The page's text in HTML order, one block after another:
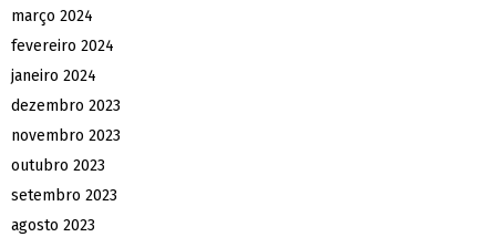
março 2024
fevereiro 2024
janeiro 2024
dezembro 2023
novembro 2023
outubro 2023
setembro 2023
agosto 2023